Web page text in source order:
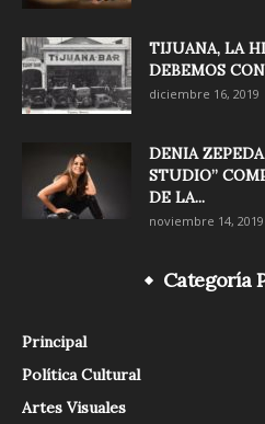
TIJUANA, LA
DEBEMOS
diciembre 16, 2019
DENIA
STUDIO”
DE LA...
noviembre 14, 2019
Categoría
Principal
Política Cultural
Artes Visuales